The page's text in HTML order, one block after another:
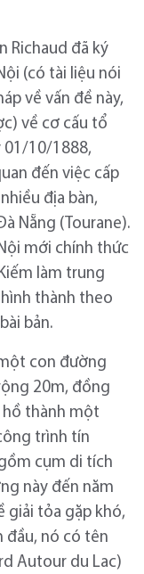
Richaud đã ký
(có tài liệu nói
về vấn đề này,
về cơ cấu tổ
01/10/1888,
đến việc cấp
địa bàn,
Nẵng (Tourane).
mới chính thức
làm trung
thành theo
bản.
con đường
20m, đồng
hồ thành một
trình tín
cụm di tích
này đến năm
giải tỏa gặp khó,
đầu, nó có tên
Autour du Lac)